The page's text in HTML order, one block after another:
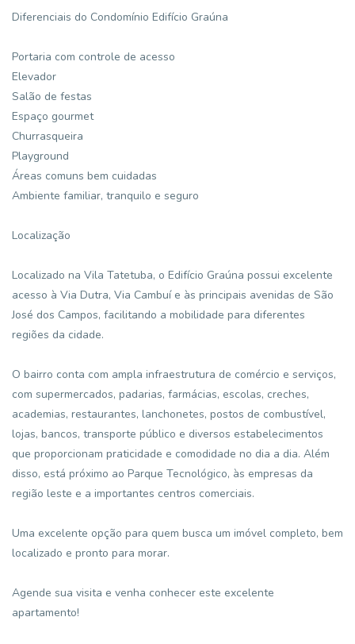
Diferenciais do Condomínio Edifício Graúna
Portaria com controle de acesso
Elevador
Salão de festas
Espaço gourmet
Churrasqueira
Playground
Áreas comuns bem cuidadas
Ambiente familiar, tranquilo e seguro
Localização
Localizado na Vila Tatetuba, o Edifício Graúna possui excelente
acesso à Via Dutra, Via Cambuí e às principais avenidas de São
José dos Campos, facilitando a mobilidade para diferentes
regiões da cidade.
O bairro conta com ampla infraestrutura de comércio e serviços,
com supermercados, padarias, farmácias, escolas, creches,
academias, restaurantes, lanchonetes, postos de combustível,
lojas, bancos, transporte público e diversos estabelecimentos
que proporcionam praticidade e comodidade no dia a dia. Além
disso, está próximo ao Parque Tecnológico, às empresas da
região leste e a importantes centros comerciais.
Uma excelente opção para quem busca um imóvel completo, bem
localizado e pronto para morar.
Agende sua visita e venha conhecer este excelente
apartamento!